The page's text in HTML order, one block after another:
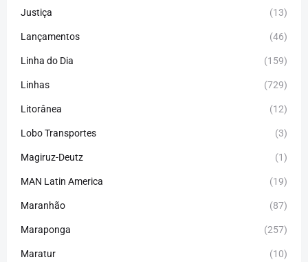
Justiça (13)
Lançamentos (46)
Linha do Dia (159)
Linhas (729)
Litorânea (12)
Lobo Transportes (3)
Magiruz-Deutz (1)
MAN Latin America (19)
Maranhão (87)
Maraponga (257)
Maratur (10)